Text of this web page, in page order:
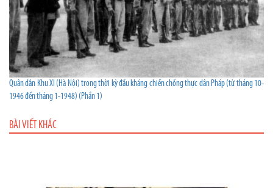
Quân dân Khu XI (Hà Nội) trong thời kỳ đầu kháng chiến chống thực dân Pháp (từ tháng 10-
1946 đến tháng 1-1948) (Phần 1)
BÀI VIẾT KHÁC